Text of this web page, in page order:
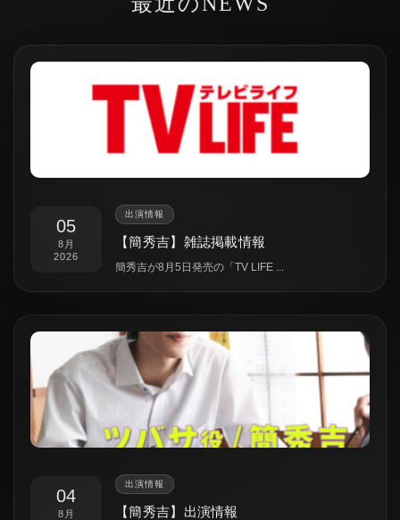
05
8月
2026
出演情報
【簡秀吉】雑誌掲載情報
簡秀吉が8月5日発売の「TV LIFE ...
04
8月
出演情報
【簡秀吉】出演情報